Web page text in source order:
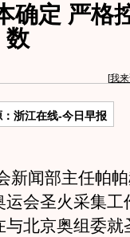
确定 严格
数
[我
：浙江在线-今日早报
闻部主任帕帕
会圣火采集工
北京奥组委就